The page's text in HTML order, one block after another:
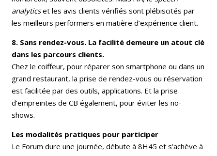
analyticset les avis clients vérifiés sont plébiscités par
les meilleurs performers en matière d’expérience client.
8. Sans rendez-vous. La facilité demeure un atout clé
dans les parcours clients.
Chez le coiffeur, pour réparer son smartphone ou dans un
grand restaurant, la prise de rendez-vous ou réservation
est facilitée par des outils, applications. Et la prise
d’empreintes de CB également, pour éviter les no-
shows.
Les modalités pratiques pour participer
Le Forum dure une journée, débute à 8H45 et s’achève à